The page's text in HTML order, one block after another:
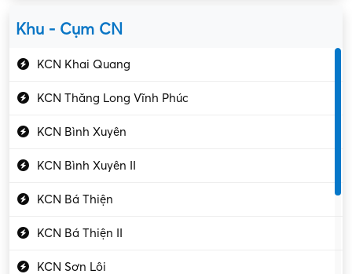
Kỹ sư cơ khí
Kỹ sư điện
Kỹ thuật cao
Kỹ thuật mạng – IT
Làm bán thời gian
Lao động phổ thông
Lập trình – Phát triển
Luật – Công chứng
Khu - Cụm CN
KCN Khai Quang
KCN Thăng Long Vĩnh Phúc
KCN Bình Xuyên
KCN Bình Xuyên II
KCN Bá Thiện
KCN Bá Thiện II
KCN Sơn Lôi